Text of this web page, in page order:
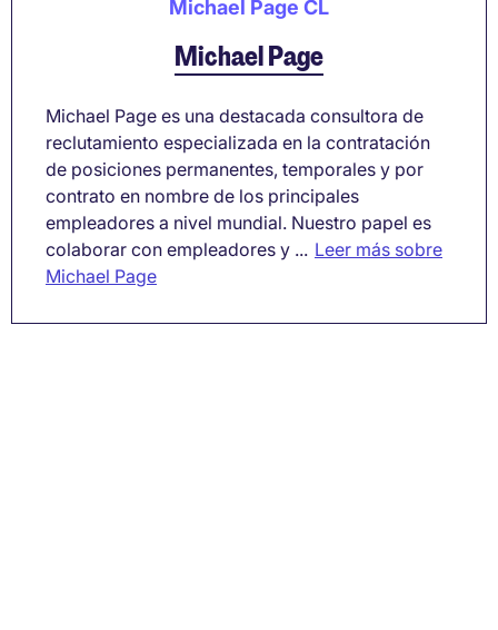
Michael Page CL
Michael Page
Michael Page es una destacada consultora de
reclutamiento especializada en la contratación
de posiciones permanentes, temporales y por
contrato en nombre de los principales
empleadores a nivel mundial. Nuestro papel es
colaborar con empleadores y ... Leer más sobre
Michael Page